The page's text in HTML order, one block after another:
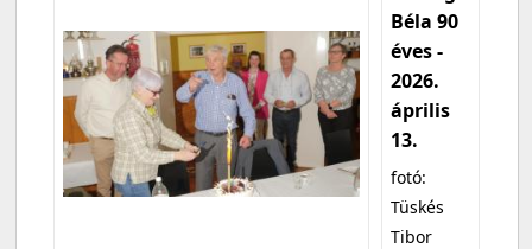
Béla 90
éves -
2026.
április
13.
fotó:
Tüskés
Tibor